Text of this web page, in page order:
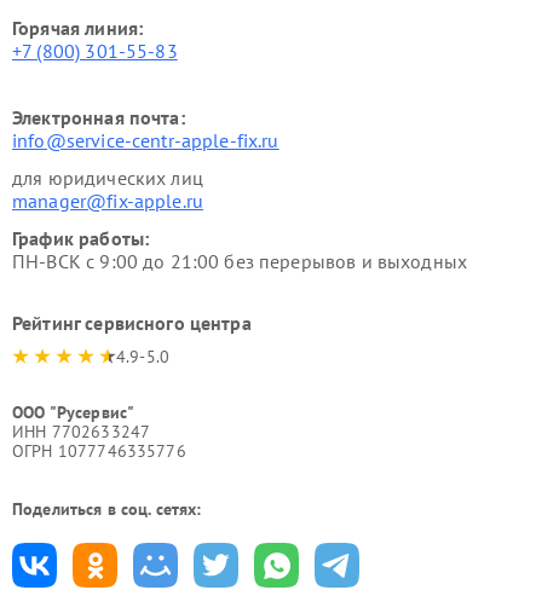
Горячая линия:
+7 (800) 301-55-83
Электронная почта:
info@service-centr-apple-fix.ru
для юридических лиц
manager@fix-apple.ru
График работы:
ПН-ВСК с 9:00 до 21:00 без перерывов и выходных
Рейтинг сервисного центра
4.9-5.0
ООО "Русервис"
ИНН 7702633247
ОГРН 1077746335776
Поделиться в соц. сетях: